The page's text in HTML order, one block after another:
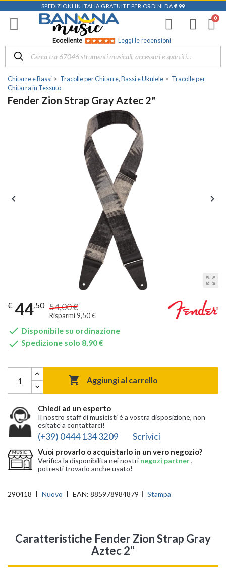
SPEDIZIONI IN ITALIA GRATUITE PER ORDINI DA € 99
Eccellente Leggi le recensioni
Chitarre e Bassi Tracolle per Chitarre, Bassi e Ukulele
Tracolle per
Chitarra in Tessuto
Fender Zion Strap Gray Aztec 2"
zoom_out_map
 
€ 44,50 54,00 €
Risparmi 9,50 €
 Disponibile su ordinazione
 Spedizione solo 8,90 €
 Aggiungi al carrello
Chiedi ad un esperto
Il nostro staff di musicisti è a vostra disposizione, non
esitate a contattarci!
(+39) 0444 134 3209 Scrivici
Vuoi provarlo o acquistarlo in un vero negozio?
Verifica la disponibilita nei nostri negozi partner,
potresti trovarlo anche usato!
290418 Nuovo EAN: 885978984879 Stampa
Caratteristiche Fender Zion Strap Gray
Aztec 2"